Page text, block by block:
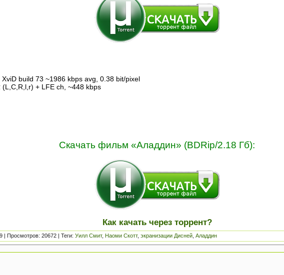
build 73 ~1986 kbps avg, 0.38 bit/pixel
+ LFE ch, ~448 kbps
Скачать фильм «Аладдин» (BDRip/2.18 Гб):
Как качать через торрент?
Просмотров: 20672 | Теги: Уилл Смит, Наоми Скотт, экранизации Дисней, Аладдин